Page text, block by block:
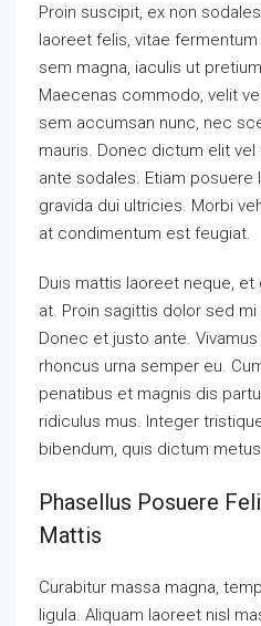
Proin suscipit, ex non
laoreet felis, vitae fermentum
sem magna, iaculis ut
Maecenas commodo, velit
sem accumsan nunc, nec
mauris. Donec dictum elit
ante sodales. Etiam posuere
gravida dui ultricies. Morbi
at condimentum est feugiat.
Duis mattis laoreet neque,
at. Proin sagittis dolor sed
Donec et justo ante.
rhoncus urna semper eu.
penatibus et magnis dis
ridiculus mus. Integer
bibendum, quis dictum
Phasellus Posuere
Mattis
Curabitur massa magna,
ligula. Aliquam laoreet nisl